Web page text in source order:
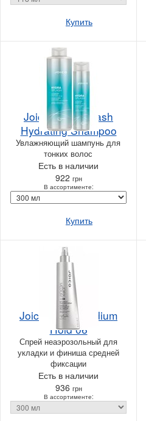
Купить
Joico Hydrasplash
Hydrating Shampoo
Увлажняющий шампунь для
тонких волос
Есть в наличии
922 грн
В ассортименте:
Купить
Joico JoiFix Medium
Hold 06
Спрей неаэрозольный для
укладки и финиша средней
фиксации
Есть в наличии
936 грн
В ассортименте: